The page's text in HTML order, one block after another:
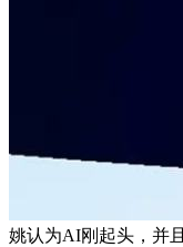
姚认为AI刚起头，并